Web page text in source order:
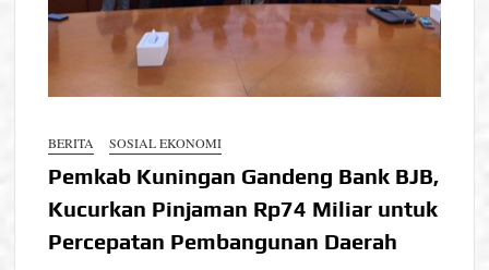
BERITA SOSIAL EKONOMI
Pemkab Kuningan Gandeng Bank BJB,
Kucurkan Pinjaman Rp74 Miliar untuk
Percepatan Pembangunan Daerah